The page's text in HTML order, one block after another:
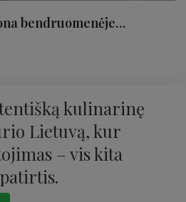
bendruomenėje
kulinarinę
Lietuvą, kur
– vis kita